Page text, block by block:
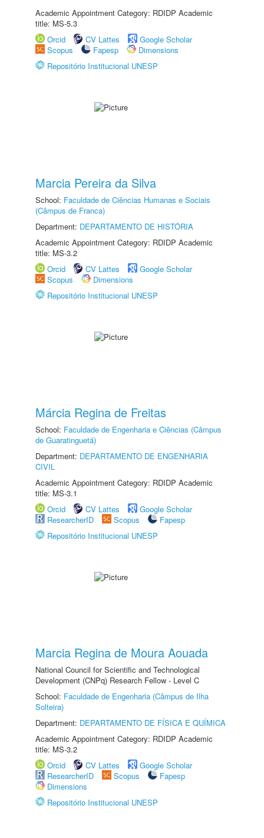
Academic Appointment Category: RDIDP Academic
title: MS-5.3
Orcid
CV Lattes
Google Scholar
Scopus
Fapesp
Dimensions
Repositório Institucional UNESP
Marcia Pereira da Silva
School: Faculdade de Ciências Humanas e Sociais
(Câmpus de Franca)
Department: DEPARTAMENTO DE HISTÓRIA
Academic Appointment Category: RDIDP Academic
title: MS-3.2
Orcid
CV Lattes
Google Scholar
Scopus
Dimensions
Repositório Institucional UNESP
Márcia Regina de Freitas
School: Faculdade de Engenharia e Ciências (Câmpus
de Guaratinguetá)
Department: DEPARTAMENTO DE ENGENHARIA
CIVIL
Academic Appointment Category: RDIDP Academic
title: MS-3.1
Orcid
CV Lattes
Google Scholar
ResearcherID
Scopus
Fapesp
Repositório Institucional UNESP
Marcia Regina de Moura Aouada
National Council for Scientific and Technological
Development (CNPq) Research Fellow - Level C
School: Faculdade de Engenharia (Câmpus de Ilha
Solteira)
Department: DEPARTAMENTO DE FÍSICA E QUÍMICA
Academic Appointment Category: RDIDP Academic
title: MS-3.2
Orcid
CV Lattes
Google Scholar
ResearcherID
Scopus
Fapesp
Dimensions
Repositório Institucional UNESP